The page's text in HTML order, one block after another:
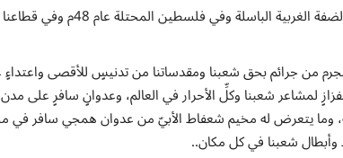
يا أبناء شعبنا العظيم في القدس العاصمة وفي الضفة الغربية
من جرائم بحق شعبنا ومقدساتنا من تدنيسٍ للأقصى
لمشاعر شعبنا وكلِّ الأحرار في العالم، وعدوانٍ سافرٍ على
وما يتعرض له مخيم شعفاط الأبيّ من عدوان همجي سافر في
شعبنا في كل مكان..